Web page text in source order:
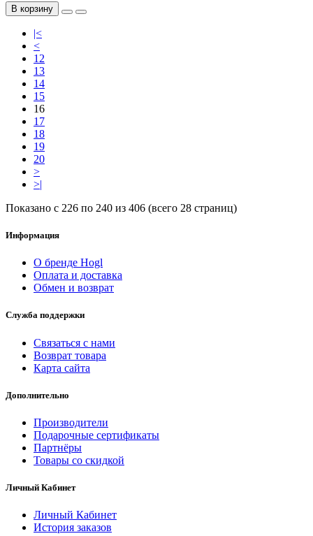
В корзину
|<
<
12
13
14
15
16
17
18
19
20
>
>|
Показано с 226 по 240 из 406 (всего 28 страниц)
Информация
О бренде Hogl
Оплата и доставка
Обмен и возврат
Служба поддержки
Связаться с нами
Возврат товара
Карта сайта
Дополнительно
Производители
Подарочные сертификаты
Партнёры
Товары со скидкой
Личный Кабинет
Личный Кабинет
История заказов